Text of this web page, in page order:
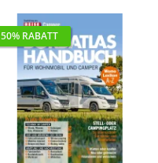
50% RABATT